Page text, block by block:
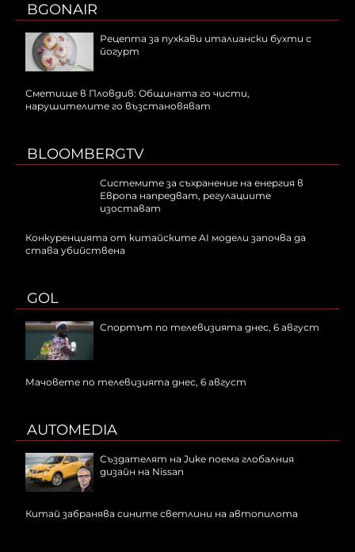
BGONAIR
Рецепта за пухкави италиански бухти с
йогурт
Сметище в Пловдив: Общината го чисти,
нарушителите го възстановяват
BLOOMBERGTV
Системите за съхранение на енергия в
Европа напредват, регулациите
изостават
Конкуренцията от китайските AI модели започва да
става убийствена
GOL
Спортът по телевизията днес, 6 август
Мачовете по телевизията днес, 6 август
AUTOMEDIA
Създателят на Juke поема глобалния
дизайн на Nissan
Китай забранява сините светлини на автопилота